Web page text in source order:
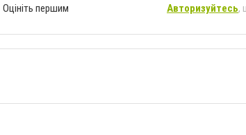
Оцініть першим Авторизуйтесь,